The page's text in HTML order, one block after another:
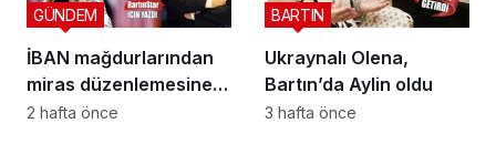
İBAN mağdurlarından
miras düzenlemesine
yeni yargı düzeni
GÜNDEM
2 hafta önce
Ukraynalı Olena,
Bartın’da Aylin oldu
BARTIN
3 hafta önce